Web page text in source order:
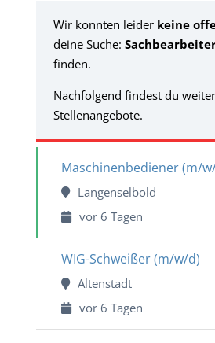
Wir konnten leider keine
deine Suche:
finden.
Nachfolgend findest du
Stellenangebote.
Maschinenbediener (m/
Langenselbold
vor 6 Tagen
WIG-Schweißer (m/w/d)
Altenstadt
vor 6 Tagen